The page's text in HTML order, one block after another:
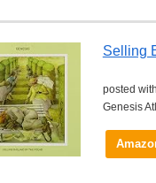
Selling
posted with
Genesis